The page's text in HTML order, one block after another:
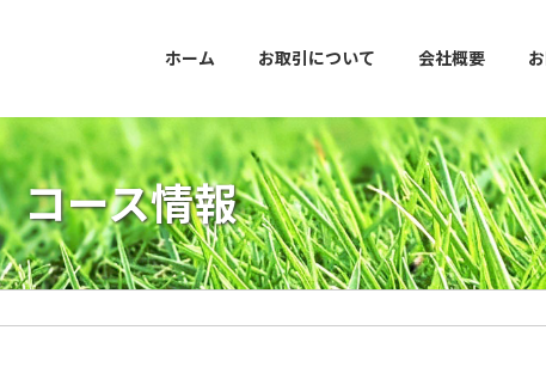
ホーム お取引について 会社概要
コース情報